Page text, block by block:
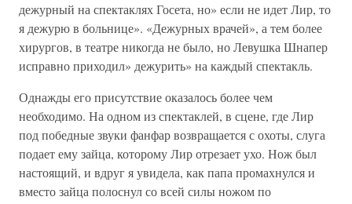
дежурный на спектаклях Госета, но» если не идет Лир, то
я дежурю в больнице». «Дежурных врачей», а тем более
хирургов, в театре никогда не было, но Левушка Шнапер
исправно приходил» дежурить» на каждый спектакль.
Однажды его присутствие оказалось более чем
необходимо. На одном из спектаклей, в сцене, где Лир
под победные звуки фанфар возвращается с охоты, слуга
подает ему зайца, которому Лир отрезает ухо. Нож был
настоящий, и вдруг я увидела, как папа промахнулся и
вместо зайца полоснул со всей силы ножом по